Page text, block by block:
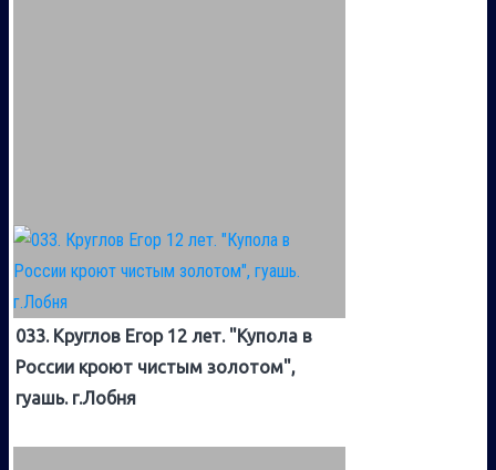
033. Круглов Егор 12 лет. "Купола в
России кроют чистым золотом",
гуашь. г.Лобня